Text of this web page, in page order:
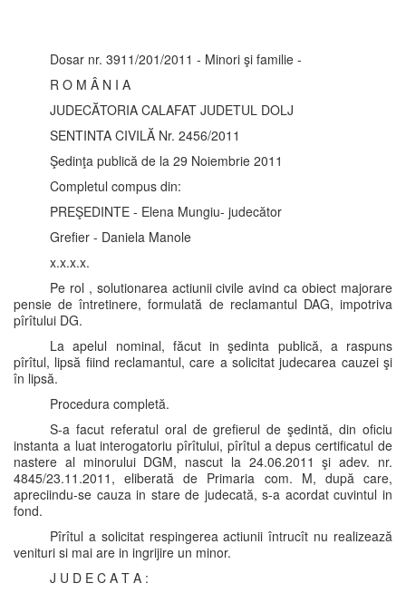
Dosar nr. 3911/201/2011 - Minori şi familie -
R O M Â N I A
JUDECĂTORIA CALAFAT JUDETUL DOLJ
SENTINTA CIVILĂ Nr. 2456/2011
Şedinţa publică de la 29 Noiembrie 2011
Completul compus din:
PREŞEDINTE - Elena Mungiu- judecător
Grefier - Daniela Manole
x.x.x.x.
Pe rol , solutionarea actiunii civile avind ca obiect majorare
pensie de întretinere, formulată de reclamantul DAG, impotriva
pîrîtului DG.
La apelul nominal, făcut in şedinta publică, a raspuns
pîrîtul, lipsă fiind reclamantul, care a solicitat judecarea cauzei şi
în lipsă.
Procedura completă.
S-a facut referatul oral de grefierul de şedintă, din oficiu
instanta a luat interogatoriu pîrîtului, pîrîtul a depus certificatul de
nastere al minorului DGM, nascut la 24.06.2011 şi adev. nr.
4845/23.11.2011, eliberată de Primaria com. M, după care,
apreciindu-se cauza in stare de judecată, s-a acordat cuvintul in
fond.
Pîrîtul a solicitat respingerea actiunii întrucît nu realizează
venituri si mai are in ingrijire un minor.
J U D E C A T A :